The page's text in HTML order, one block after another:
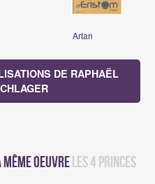
Artan
DE RAPHAËL
oeuvre Les 4 Princes